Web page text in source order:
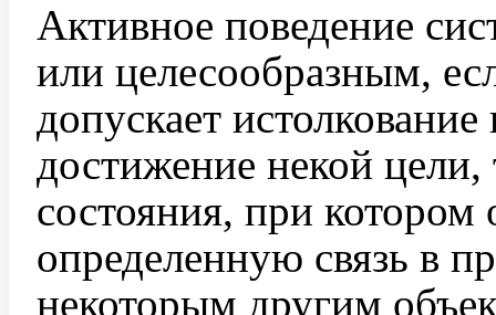
Активное поведение
или целесообразным,
допускает
достижение некой цели,
состояния, при котором
определенную связь в
некоторым другим